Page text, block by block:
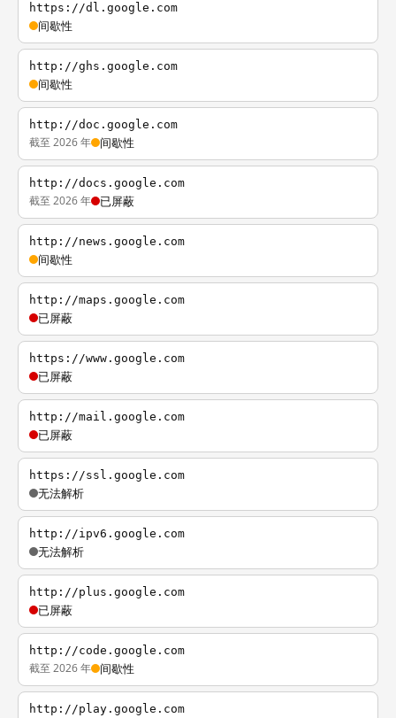
https://dl.google.com
间歇性
http://ghs.google.com
间歇性
http://doc.google.com
截至 2026 年 间歇性
http://docs.google.com
截至 2026 年 已屏蔽
http://news.google.com
间歇性
http://maps.google.com
已屏蔽
https://www.google.com
已屏蔽
http://mail.google.com
已屏蔽
https://ssl.google.com
无法解析
http://ipv6.google.com
无法解析
http://plus.google.com
已屏蔽
http://code.google.com
截至 2026 年 间歇性
http://play.google.com